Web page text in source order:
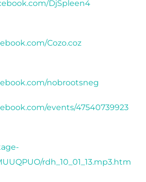
DjSpleen4
Cozo.coz
nobrootsneg
events/47540739923
rdh_10_01_13.mp3.htm